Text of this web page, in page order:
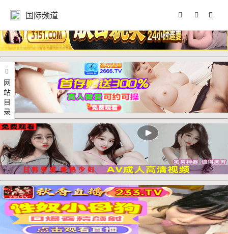
国际频道
网站目录